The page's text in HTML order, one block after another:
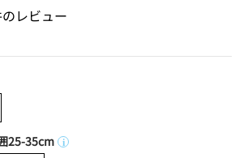
レビュー
25-35cm i
ぎ周囲25-35cm